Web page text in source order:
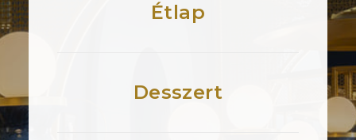
Étlap
Desszert